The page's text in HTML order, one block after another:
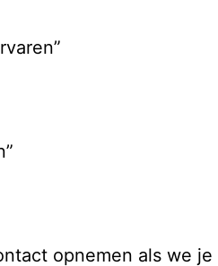
opnemen als we je